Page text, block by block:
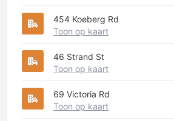
454 Koeberg Rd
Toon op kaart
46 Strand St
Toon op kaart
69 Victoria Rd
Toon op kaart